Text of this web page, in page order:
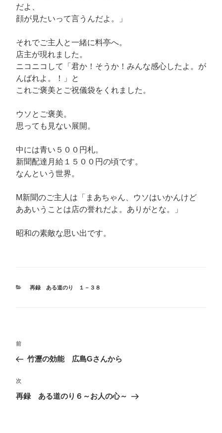
だよ、
顔が見たいって言うんだよ。」
それでご主人と一緒に料亭へ。
店主が現れました。
ニコニコして「君か！そうか！みんな感心したよ。が
んばれよ。！」と
これご褒美とご祝儀袋をくれました。
ウソとご褒美。
思っても見ない展開。
中には青い５００円札。
新聞配達月給１５００円の頃です。
なんという世界。
M新聞のご主人は「まあちゃん、ウソはいかんけど
ああいうことは店の誉れだよ。ありがとな。」
昭和の素敵な思い出です。
カ
再録 ある道のり １－３８
投
ビ
ゲ
前
の
稿
前
竹瀝の効能 広島Gさんから
次
の
次
再録 ある道のり６～お人の心～